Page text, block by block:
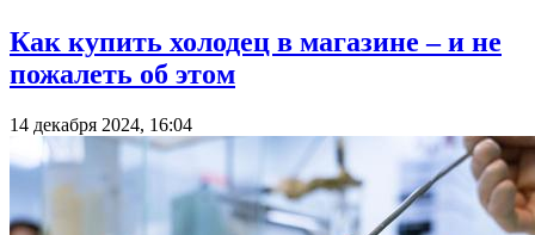
Как купить холодец в магазине – и не
пожалеть об этом
14 декабря 2024, 16:04